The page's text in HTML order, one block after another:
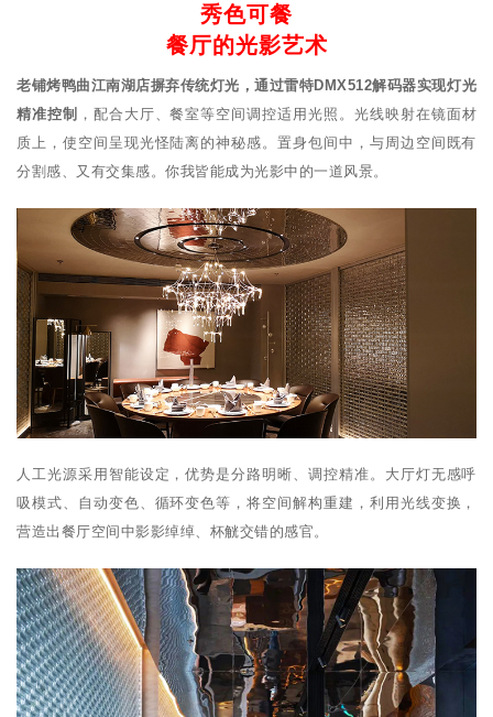
秀色可餐
餐厅的光影艺术
老铺烤鸭曲江南湖店摒弃传统灯光，通过雷特DMX512解码器实现灯光
精准控制
，配合大厅、餐室等空间调控适用光照。光线映射在镜面材
质上，使空间呈现光怪陆离的神秘感。置身包间中，与周边空间既有
分割感、又有交集感。你我皆能成为光影中的一道风景。
人工光源采用智能设定，优势是分路明晰、调控精准。大厅灯无感呼
吸模式、自动变色、循环变色等，将空间解构重建，利用光线变换，
营造出餐厅空间中影影绰绰、杯觥交错的感官。